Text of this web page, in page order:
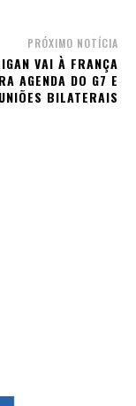
PRÓXIMO NOTÍCIA
VAI À FRANÇA
AGENDA DO G7 E
BILATERAIS